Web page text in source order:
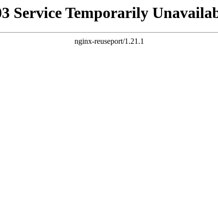
Service Temporarily
nginx-reuseport/1.21.1